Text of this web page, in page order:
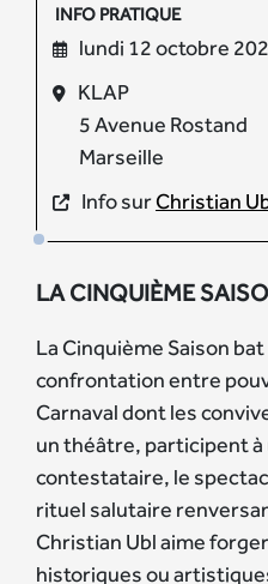
INFO PRATIQUE
lundi 12 octobre
KLAP
5 Avenue Rostand
Marseille
Info surChristian
LA CINQUIÈME
La Cinquième Saison
confrontation entre
Carnaval dont les
un théâtre, participent
contestataire, le
rituel salutaire
Christian Ubl aime
historiques ou